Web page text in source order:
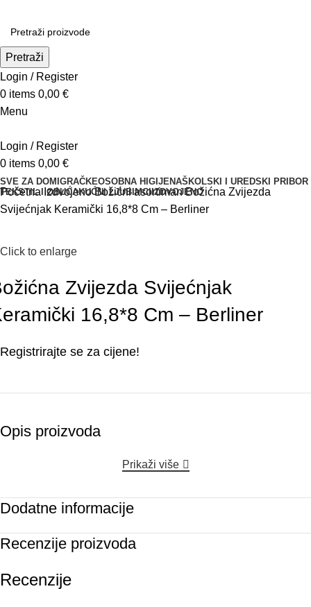
Pretraži
Login / Register
0 items 0,00 €
Menu
Login / Register
0 items 0,00 €
SVE ZA DOM IGRAČKEOSOBNA HIGIJENAŠKOLSKI I UREDSKI PRIBOR
TEKSTIL I OBUĆAKUĆNI LJUBIMCIIZDVOJENO
Početna IzdvojenoBožićni asortimanBožićna Zvijezda
Svijećnjak Keramički 16,8*8 Cm – Berliner
Click to enlarge
Zvijezda Svijećnjak
16,8*8 Cm – Berliner
Registrirajte se za cijene!
Opis proizvoda
Prikaži više
Dodatne informacije
Recenzije proizvoda
Recenzije